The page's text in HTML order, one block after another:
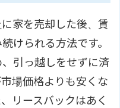
家を売却した後、賃
けられる方法です。
引っ越しをせずに済
場価格よりも安くな
リースバックはあく